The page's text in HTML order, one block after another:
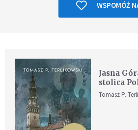
WSPOMÓŻ
Jasna
stolica
Tomasz P.